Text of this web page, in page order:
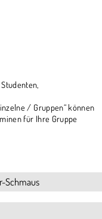
/ Gruppen“ können
für Ihre Gruppe